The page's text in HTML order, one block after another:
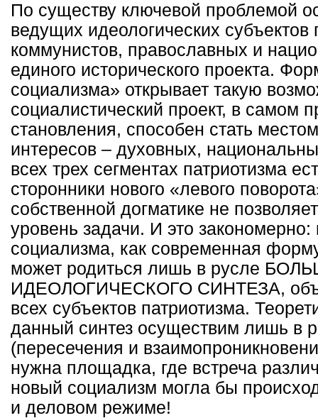
По существу ключевой проблемой
ведущих идеологических субъектов
коммунистов, православных и
единого исторического проекта.
социализма» открывает такую
социалистический проект, в самом
становления, способен стать
интересов – духовных,
всех трех сегментах патриотизма
сторонники нового «левого
собственной догматике не
уровень задачи. И это закономерно:
социализма, как современная
может родиться лишь в русле
ИДЕОЛОГИЧЕСКОГО СИНТЕЗА,
всех субъектов патриотизма.
данный синтез осуществим лишь в
(пересечения и
нужна площадка, где встреча
новый социализм могла бы
и деловом режиме!